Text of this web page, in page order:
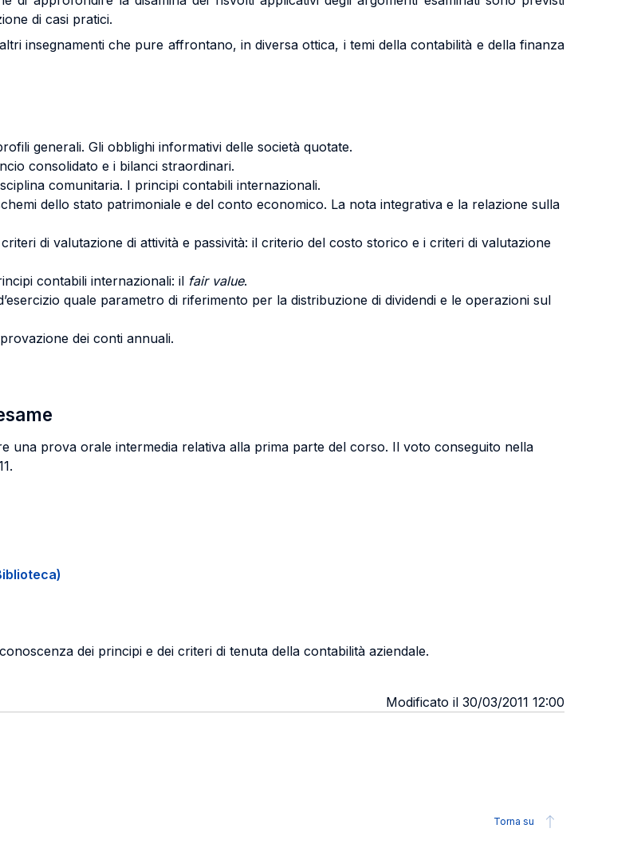
di casi pratici.
insegnamenti che pure affrontano, in diversa ottica, i temi della contabilità e della finanza
generali. Gli obblighi informativi delle società quotate.
consolidato e i bilanci straordinari.
comunitaria. I principi contabili internazionali.
dello stato patrimoniale e del conto economico. La nota integrativa e la relazione sulla
di valutazione di attività e passività: il criterio del costo storico e i criteri di valutazione
contabili internazionali: il fair value.
quale parametro di riferimento per la distribuzione di dividendi e le operazioni sul
dei conti annuali.
una prova orale intermedia relativa alla prima parte del corso. Il voto conseguito nella
dei principi e dei criteri di tenuta della contabilità aziendale.
Modificato il 30/03/2011 12:00
Torna su